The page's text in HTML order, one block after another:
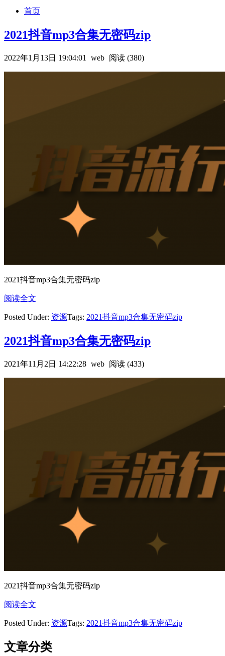
首页
2021抖音mp3合集无密码zip
2022年1月13日 19:04:01 web 阅读 (380)
2021抖音mp3合集无密码zip
阅读全文
Posted Under: 资源Tags: 2021抖音mp3合集无密码zip
2021抖音mp3合集无密码zip
2021年11月2日 14:22:28 web 阅读 (433)
2021抖音mp3合集无密码zip
阅读全文
Posted Under: 资源Tags: 2021抖音mp3合集无密码zip
文章分类